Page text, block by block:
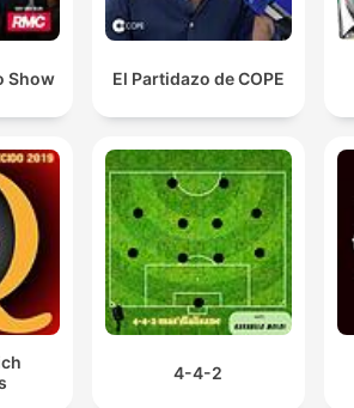
Show El Partidazo de COPE
4-4-2